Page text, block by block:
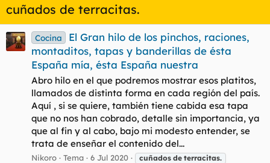
cuñados de terracitas.
Cocina
El Gran hilo de los pinchos, raciones,
montaditos, tapas y banderillas de ésta
España mía, ésta España nuestra
Abro hilo en el que podremos mostrar esos platitos,
llamados de distinta forma en cada región del país.
Aquí , si se quiere, también tiene cabida esa tapa
que no nos han cobrado, detalle sin importancia, ya
que al fin y al cabo, bajo mi modesto entender, se
trata de enseñar el contenido del...
Nikoro Tema 6 Jul 2020 cuñados de terracitas.